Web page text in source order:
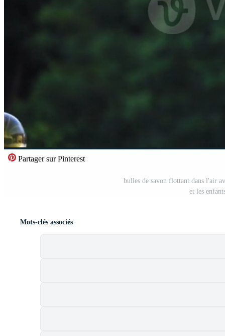
Partager sur Pinterest
bulles de savon flottant dans l'air
et les
Mots-clés associés